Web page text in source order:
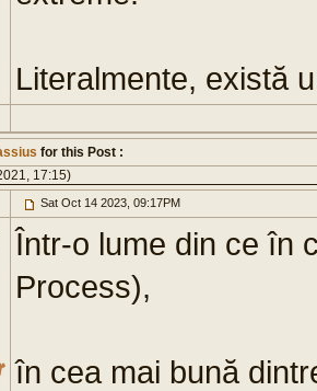
Literalmente, există
for this Post :
17:15)
Sat Oct 14 2023, 09:17PM
Într-o lume din ce în
Process),
în cea mai bună